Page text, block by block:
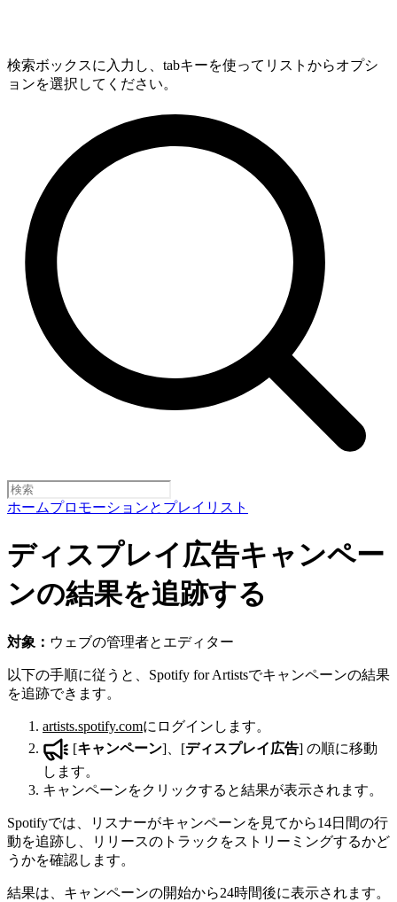
検索ボックスに入力し、tabキーを使ってリストからオプシ
ョンを選択してください。
ホームプロモーションとプレイリスト
ディスプレイ広告キャンペー
ンの結果を追跡する
対象： ウェブの管理者とエディター
以下の手順に従うと、Spotify for Artistsでキャンペーンの結果
を追跡できます。
artists.spotify.comにログインします。
[キャンペーン]、[ディスプレイ広告] の順に移動
します。
キャンペーンをクリックすると結果が表示されます。
Spotifyでは、リスナーがキャンペーンを見てから14日間の行
動を追跡し、リリースのトラックをストリーミングするかど
うかを確認します。
結果は、キャンペーンの開始から24時間後に表示されます。